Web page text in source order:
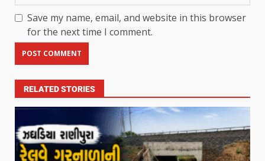
Save my name, email, and website in this browser
for the next time I comment.
RELATED STORIES